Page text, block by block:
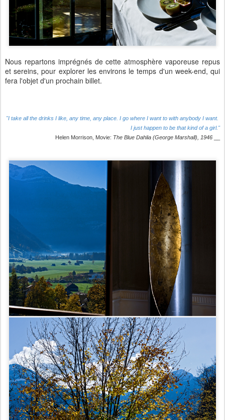
Nous repartons imprégnés de cette atmosphère vaporeuse repus
et sereins, pour explorer les environs le temps d'un week-end, qui
fera l'objet d'un prochain billet.
"I take all the drinks I like, any time, any place. I go where I want to with anybody I want.
I just happen to be that kind of a girl. "
Helen Morrison , Movie: The Blue Dahlia (George Marshall) , 1946